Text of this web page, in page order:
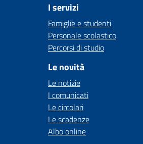
I servizi
Famiglie e studenti
Personale scolastico
Percorsi di studio
Le novità
Le notizie
I comunicati
Le circolari
Le scadenze
Albo online